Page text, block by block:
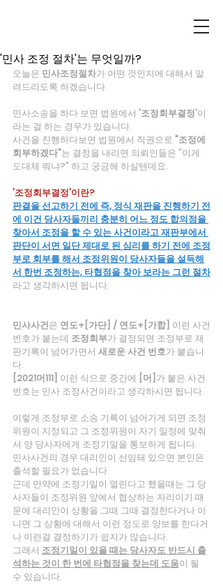
'민사 조정 절차'는 무엇일까?
오늘은 민사조정절차가 어떤 것인지에 대해서 알
려드리도록 하겠습니다.
민사소송을 하다 보면 법원에서 '조정회부결정'이
라는 걸 하는 경우가 있습니다.
사건을 진행하다보면 법원에서 직권으로 "조정에
회부하겠다"는 결정을 내리면 의뢰인들은 "이게
도대체 뭐냐?" 하고 궁금해 하실텐데요.
'조정회부결정'이란?
판결을 선고하기 전에 즉, 정식 재판을 진행하기 전
에 이건 당사자들끼리 충분히 어느 정도 합의점을
찾아서 조정을 할 수 있는 사건이라고 재판부에서
판단이 서면 일단 제대로 된 심리를 하기 전에 조정
부로 회부를 해서 조정위원이 당사자들을 설득해
서 한번 조정하는, 타협점을 찾아 보라는 그런 절차
라고 생각하시면 됩니다.
민사사건은 연도+[가단] / 연도+[가합] 이런 사건
번호가 붙는데 조정회부가 결정되면 조정부로 재
판기록이 넘어가면서 새로운 사건 번호가 붙습니
다.
[2021머111] 이런 식으로 중간에 [머] 가 붙은 사건
번호는 민사 조정사건이라고 생각하시면 됩니다.
이렇게 조정부로 소송 기록이 넘어가게 되면 조정
위원이 지정되고 그 조정위원이 자기 일정에 맞춰
서 양 당사자에게 조정기일을 통보하게 됩니다.
민사사건의 경우 대리인이 선임돼 있으면 본인은
출석할 필요가 없습니다.
근데 만약에 조정기일이 열린다고 했을때는 그 당
사자들이 조정위원 앞에서 협상하는 자리이기 때
문에 대리인이 상황을 그때 그때 결정한다거나 아
니면 그 상황에 대해서 이런 정도로 양보를 한다거
나 이런걸 결정하기가 쉽지가 않습니다.
그래서 조정기일이 있을 때는 당사자도 반드시 출
석하는 것이 한 번에 타협점을 찾는데 도움이 될
수 있습니다.